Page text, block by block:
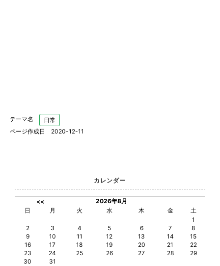
テーマ名
日常
ページ作成日 2020-12-11
カレンダー
<<
2026年8月
日
月 火 水 木 金
土
1
2
3 4 5 6 7
8
9
10 11 12 13 14
15
16
17 18 19 20 21
22
23
24 25 26 27 28
29
30
31